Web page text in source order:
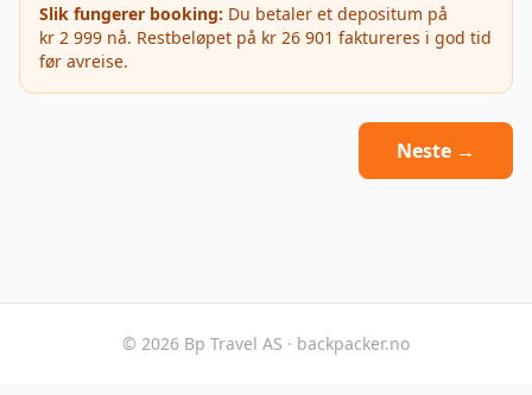
Slik fungerer booking: Du betaler et depositum på
kr 2 999 nå. Restbeløpet på kr 26 901 faktureres i god tid
før avreise.
Neste →
© 2026 Bp Travel AS · backpacker.no